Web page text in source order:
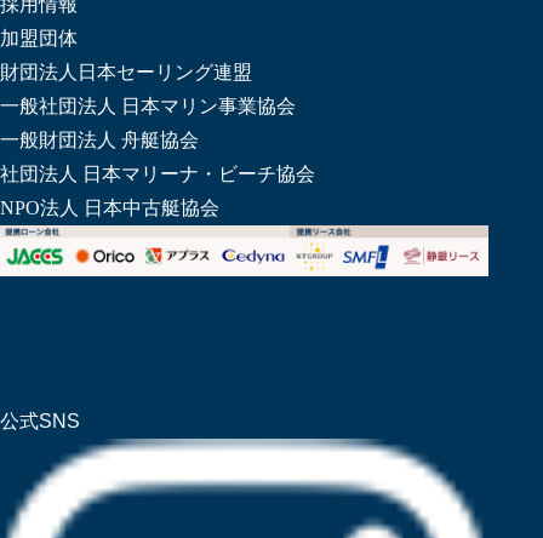
採用情報
加盟団体
財団法人日本セーリング連盟
一般社団法人 日本マリン事業協会
一般財団法人 舟艇協会
社団法人 日本マリーナ・ビーチ協会
NPO法人 日本中古艇協会
公式SNS